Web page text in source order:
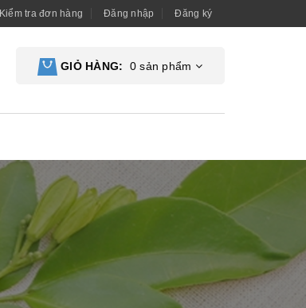
Kiểm tra đơn hàng Đăng nhập Đăng ký
GIỎ HÀNG: 0 sản phẩm